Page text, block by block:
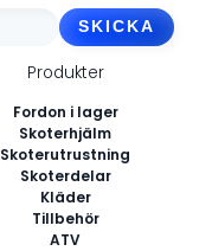
Produkter
Fordon i lager
Skoterhjälm
Skoterutrustning
Skoterdelar
Kläder
Tillbehör
ATV